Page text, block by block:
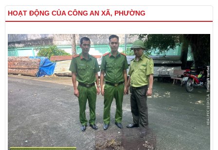
HOẠT ĐỘNG CỦA CÔNG AN XÃ, PHƯỜNG